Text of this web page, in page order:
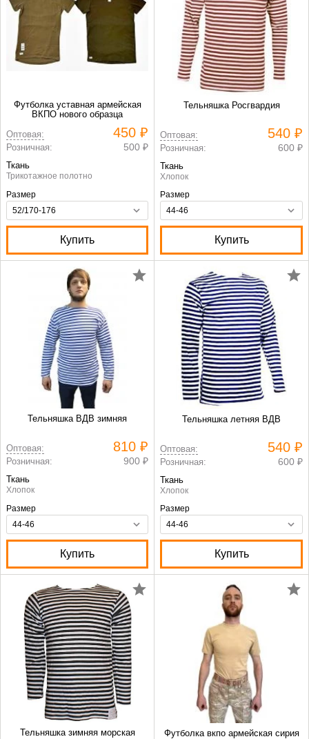
Футболка уставная армейская
ВКПО нового образца
Оптовая:
450 ₽
Розничная: 500 ₽
Ткань
Трикотажное полотно
Размер
Купить
Тельняшка Росгвардия
Оптовая: 540 ₽
Розничная: 600 ₽
Ткань
Хлопок
Размер
Купить
Тельняшка ВДВ зимняя
Оптовая: 810 ₽
Розничная: 900 ₽
Ткань
Хлопок
Размер
Купить
Тельняшка летняя ВДВ
Оптовая: 540 ₽
Розничная: 600 ₽
Ткань
Хлопок
Размер
Купить
Тельняшка зимняя морская Футболка вкпо армейская сирия